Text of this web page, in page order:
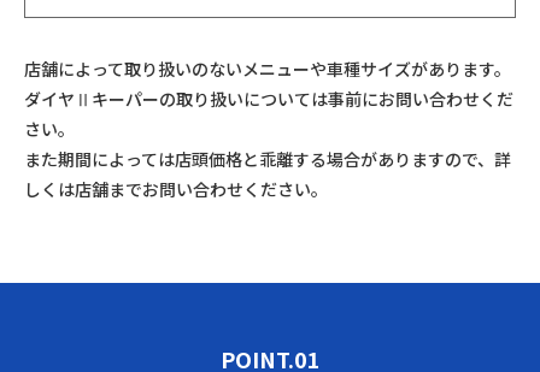
店舗によって取り扱いのないメニューや車種サイズがあります。
ダイヤⅡキーパーの取り扱いについては事前にお問い合わせくだ
さい。
また期間によっては店頭価格と乖離する場合がありますので、詳
しくは店舗までお問い合わせください。
POINT.01